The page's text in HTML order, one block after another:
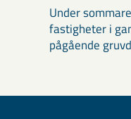
Under
fastigheter i
pågående